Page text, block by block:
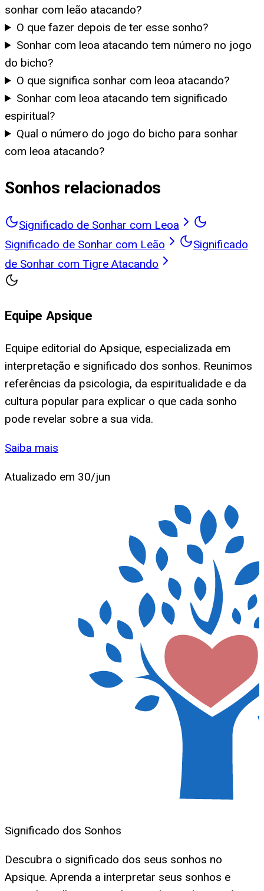
sonhar com leão atacando?
O que fazer depois de ter esse sonho?
Sonhar com leoa atacando tem número no jogo
do bicho?
O que significa sonhar com leoa atacando?
Sonhar com leoa atacando tem significado
espiritual?
Qual o número do jogo do bicho para sonhar
com leoa atacando?
Sonhos relacionados
Significado de Sonhar com Leoa
Significado de Sonhar com Leão
Significado
de Sonhar com Tigre Atacando
Equipe Apsique
Equipe editorial do Apsique, especializada em
interpretação e significado dos sonhos. Reunimos
referências da psicologia, da espiritualidade e da
cultura popular para explicar o que cada sonho
pode revelar sobre a sua vida.
Saiba mais
Atualizado em 30/jun
Significado dos Sonhos
Descubra o significado dos seus sonhos no
Apsique. Aprenda a interpretar seus sonhos e